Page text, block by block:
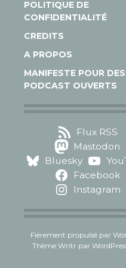
POLITIQUE DE
CONFIDENTIALITÉ
CREDITS
A PROPOS
MANIFESTE POUR DES
PODCAST OUVERTS
Flux RSS
Mastodon
Bluesky
Facebook
Instagram
Fièrement propulsé par
Thème Writr par